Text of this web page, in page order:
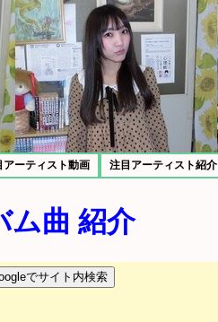
アーティスト動画 注目アーティスト紹介
ム曲 紹介